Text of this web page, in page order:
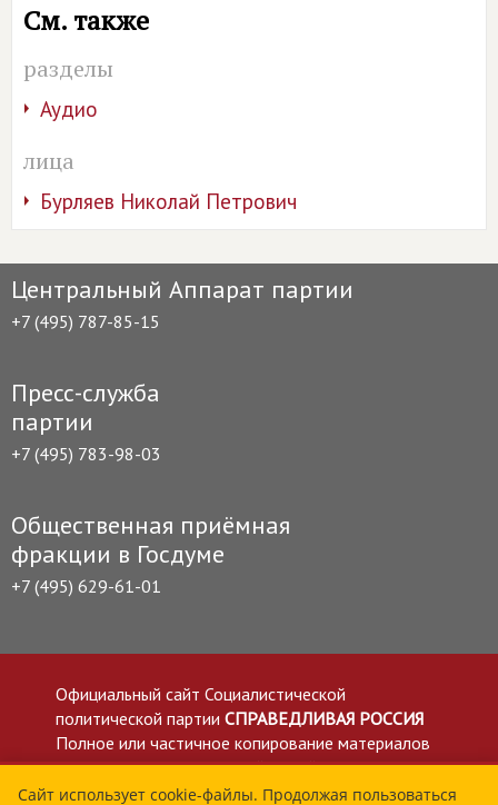
См. также
разделы
Аудио
лица
Бурляев Николай Петрович
Центральный Аппарат партии
+7 (495) 787-85-15
Пресс-служба
партии
+7 (495) 783-98-03
Общественная приёмная
фракции в Госдуме
+7 (495) 629-61-01
Официальный сайт Социалистической
политической партии СПРАВЕДЛИВАЯ РОССИЯ
Полное или частичное копирование материалов
приветствуется со ссылкой на сайт spravedlivo.ru
Политика в отношении обработки персональных
Сайт использует cookie-файлы. Продолжая пользоваться